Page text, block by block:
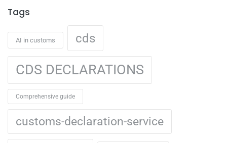
Tags
AI in customs cds
CDS DECLARATIONS
Comprehensive guide
customs-declaration-service